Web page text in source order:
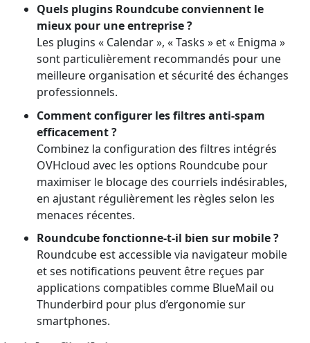
Quels plugins Roundcube conviennent le
mieux pour une entreprise ?
Les plugins « Calendar », « Tasks » et « Enigma »
sont particulièrement recommandés pour une
meilleure organisation et sécurité des échanges
professionnels.
Comment configurer les filtres anti-spam
efficacement ?
Combinez la configuration des filtres intégrés
OVHcloud avec les options Roundcube pour
maximiser le blocage des courriels indésirables,
en ajustant régulièrement les règles selon les
menaces récentes.
Roundcube fonctionne-t-il bien sur mobile ?
Roundcube est accessible via navigateur mobile
et ses notifications peuvent être reçues par
applications compatibles comme BlueMail ou
Thunderbird pour plus d’ergonomie sur
smartphones.